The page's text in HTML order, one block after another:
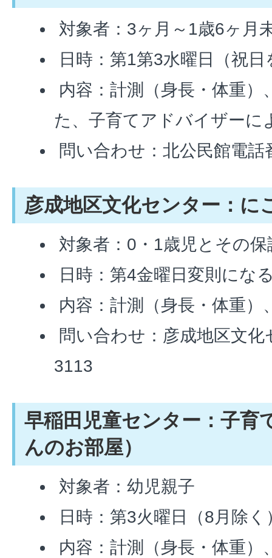
対象者：3ヶ月～1歳6ヶ月
日時：第1第3水曜日（祝日
内容：計測（身長・体重
た、子育てアドバイザーに
問い合わせ：北公民館電話
彦成地区文化センター：に
対象者：0・1歳児とその保
日時：第4金曜日変則にな
内容：計測（身長・体重）
問い合わせ：彦成地区文
3113
早稲田児童センター：子育
んのお部屋）
対象者：幼児親子
日時：第3火曜日（8月除く
内容：計測（身長・体重）